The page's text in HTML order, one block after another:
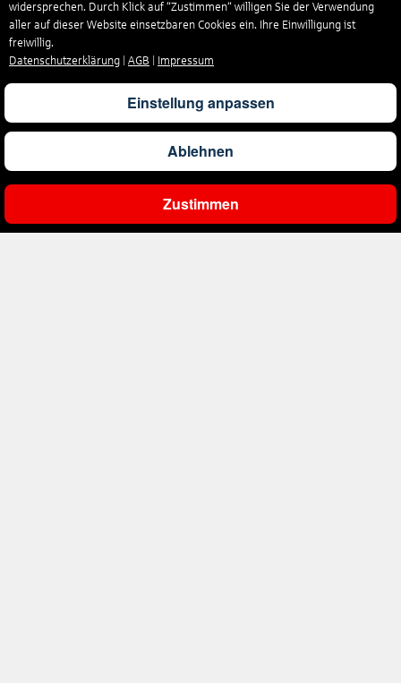
Ergebnisse filtern
widersprechen. Durch Klick auf “Zustimmen“ willigen Sie der Verwendung
aller auf dieser Website einsetzbaren Cookies ein. Ihre Einwilligung ist
freiwillig.
Datenschutzerklärung
AGB Impressum
Einstellung anpassen
Ablehnen
Zustimmen